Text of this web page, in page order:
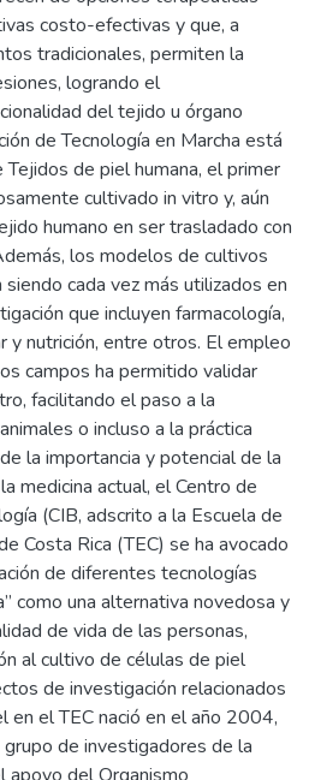
costo-efectivas y que, a
tradicionales, permiten la
logrando el
del tejido u órgano
de Tecnología en Marcha está
de piel humana, el primer
cultivado in vitro y, aún
humano en ser trasladado con
los modelos de cultivos
cada vez más utilizados en
que incluyen farmacología,
y nutrición, entre otros. El empleo
campos ha permitido validar
facilitando el paso a la
o incluso a la práctica
la importancia y potencial de la
medicina actual, el Centro de
(CIB, adscrito a la Escuela de
Costa Rica (TEC) se ha avocado
de diferentes tecnologías
como una alternativa novedosa y
de vida de las personas,
al cultivo de células de piel
de investigación relacionados
en el TEC nació en el año 2004,
grupo de investigadores de la